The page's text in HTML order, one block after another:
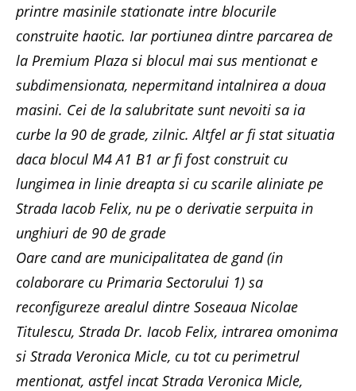
printre masinile stationate intre blocurile
construite haotic. Iar portiunea dintre parcarea de
la Premium Plaza si blocul mai sus mentionat e
subdimensionata, nepermitand intalnirea a doua
masini. Cei de la salubritate sunt nevoiti sa ia
curbe la 90 de grade, zilnic. Altfel ar fi stat situatia
daca blocul M4 A1 B1 ar fi fost construit cu
lungimea in linie dreapta si cu scarile aliniate pe
Strada Iacob Felix, nu pe o derivatie serpuita in
unghiuri de 90 de grade
Oare cand are municipalitatea de gand (in
colaborare cu Primaria Sectorului 1) sa
reconfigureze arealul dintre Soseaua Nicolae
Titulescu, Strada Dr. Iacob Felix, intrarea omonima
si Strada Veronica Micle, cu tot cu perimetrul
mentionat, astfel incat Strada Veronica Micle,